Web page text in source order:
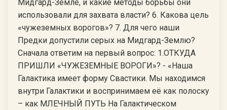
Мидгард-Земле, и какие методы борьбы они
использовали для захвата власти? 6. Какова цель
«чужеземных ворогов»? 7. Для чего наши
Предки допустили серых на Мидгард-Землю?
Сначала ответим на первый вопрос: 1.ОТКУДА
ПРИШЛИ «ЧУЖЕЗЕМНЫЕ ВОРОГИ»? - «Наша
Галактика имеет форму Свастики. Мы находимся
внутри Галактики и воспринимаем её как полоску
– как МЛЕЧНЫЙ ПУТЬ На Галактическом